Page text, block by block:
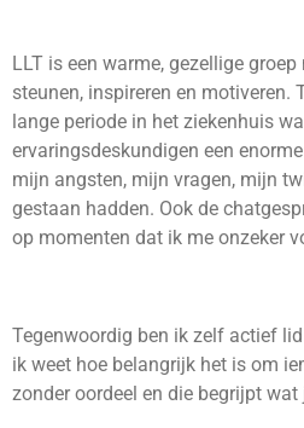
LLT is een warme, gezellige
steunen, inspireren en motiveren.
lange periode in het ziekenhuis
ervaringsdeskundigen een
mijn angsten, mijn vragen, mijn
gestaan hadden. Ook de
op momenten dat ik me onzeker
Tegenwoordig ben ik zelf actief
ik weet hoe belangrijk het is om
zonder oordeel en die begrijpt